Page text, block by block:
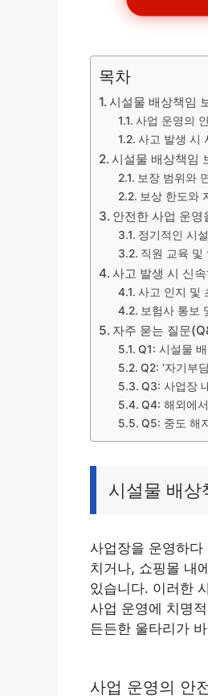
목차
시설물 배상책임
사업 운영의
사고 발생 시
시설물 배상책임
보장 범위와
보상 한도와
안전한 사업 운영
정기적인 시
직원 교육 및
사고 발생 시 신
사고 인지 및
보험사 통보
자주 묻는 질문
Q1: 시설물
Q2: ‘자기부
Q3: 사업장
Q4: 해외에
Q5: 중도 해
시설물 배상
사업장을 운영하
치거나, 쇼핑몰 내
있습니다. 이러한
사업 운영에 치명
든든한 울타리가
사업 운영의 안